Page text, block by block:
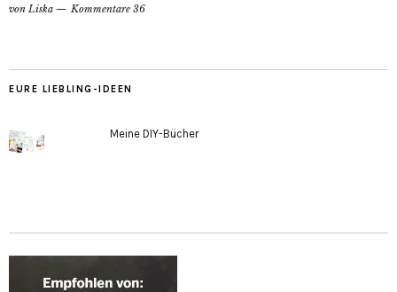
von Liska Kommentare 36
EURE LIEBLING-IDEEN
Meine DIY-Bücher